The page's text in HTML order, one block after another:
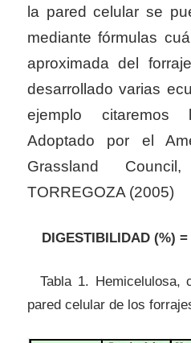
la pared celular se
mediante fórmulas
aproximada del
desarrollado varias
ejemplo
Adoptado por el
Grassland
TORREGOZA (2005)
DIGESTIBILIDAD (%)
Tabla 1. Hemicelulosa,
pared celular de los